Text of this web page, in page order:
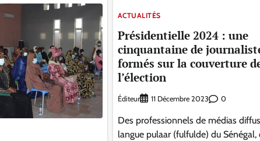
ACTUALITÉS
Présidentielle 2024 : une
cinquantaine de
formés sur la couverture
l’élection
Éditeur 11 Décembre 2023 0
Des professionnels de médias
langue pulaar (fulfulde) du Sénégal,